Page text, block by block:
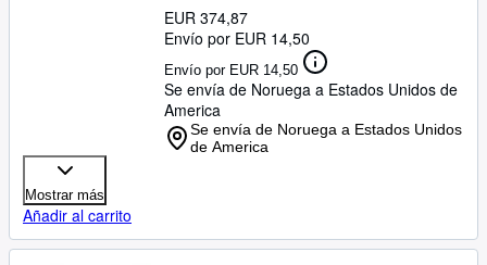
EUR 374,87
Envío por EUR 14,50
Envío por EUR 14,50
Se envía de Noruega a Estados Unidos de
America
Se envía de Noruega a Estados Unidos
de America
Mostrar más
Añadir al carrito